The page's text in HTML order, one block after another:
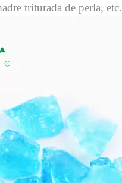
triturada de perla, etc.